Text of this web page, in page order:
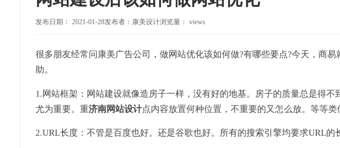
发布日期： 2021-01-28发布者：康美设计浏览量： views
很多朋友经常问康美广告公司，做网站优化该如何做?有哪些要点?今天，商
助。
1.网站框架：网站建设就像造房子一样，没有好的地基。房子的质量总是得
尤为重要。重济南网站设计点内容放置何种位置，不重要的又怎么放。等等
2.URL长度：不管是百度也好。还是谷歌也好。所有的搜索引擎均要求URL的